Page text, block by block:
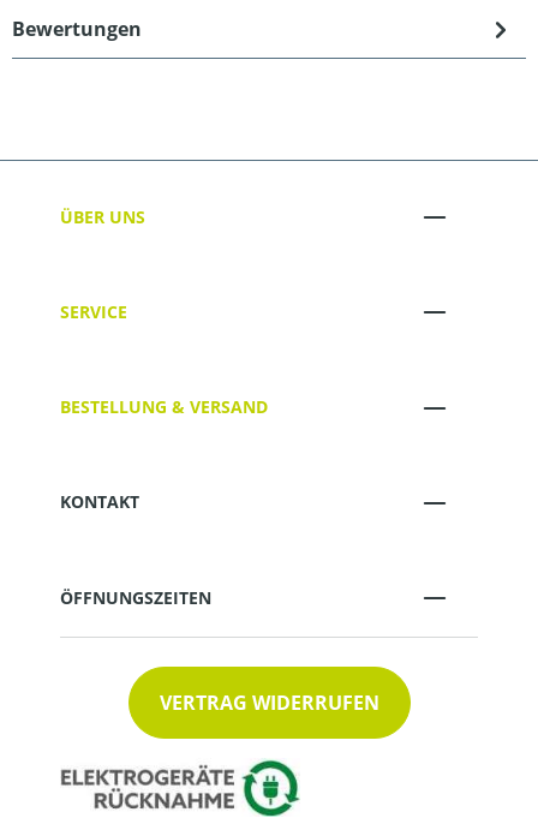
Bewertungen
ÜBER UNS
SERVICE
BESTELLUNG & VERSAND
KONTAKT
ÖFFNUNGSZEITEN
VERTRAG WIDERRUFEN